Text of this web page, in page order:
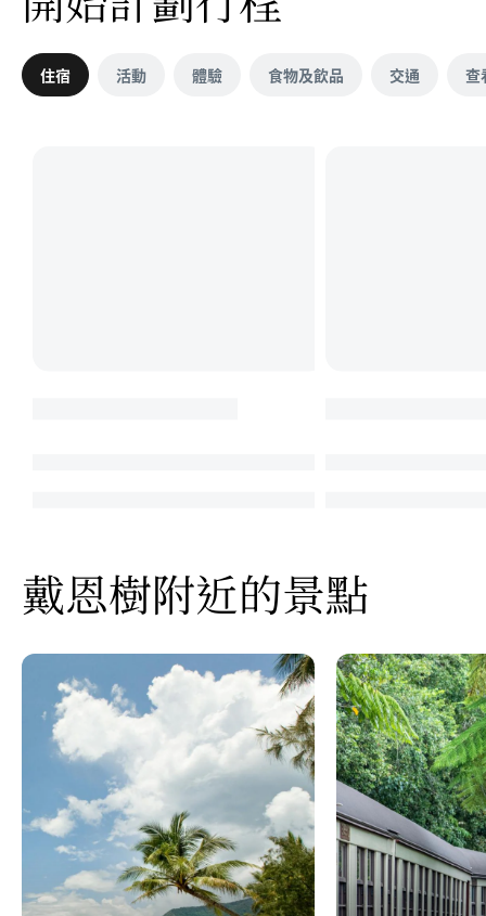
住宿 活動 體驗 食物及飲品 交通 查
戴恩樹附近的景點